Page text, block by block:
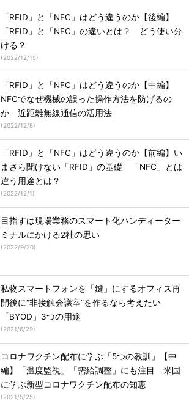
「RFID」と「NFC」はどう違うのか【後編】
「RFID」と「NFC」の違いとは？ どう使い分
ける？
(2022/12/15)
「RFID」と「NFC」はどう違うのか【中編】
NFCでなぜ機械の誤った操作方法を防げるの
か 近距離無線通信の活用法
(2022/12/8)
「RFID」と「NFC」はどう違うのか【前編】い
まさら聞けない「RFID」の基礎 「NFC」とは
違う用途とは？
(2022/12/1)
目指すは現場業務のスマート化ハンディーター
ミナルにかける2社の思い
(2022/9/20)
私物スマートフォンを「鍵」にするオフィス再
開後に“非接触会議室”を作るなら考えたい
「BYOD」3つの用途
(2021/6/29)
コロナワクチン配布に学ぶ「5つの教訓」【中
編】「温度監視」「需給調整」にも注目 米国
に学ぶ新型コロナワクチン配布の知恵
(2021/5/25)